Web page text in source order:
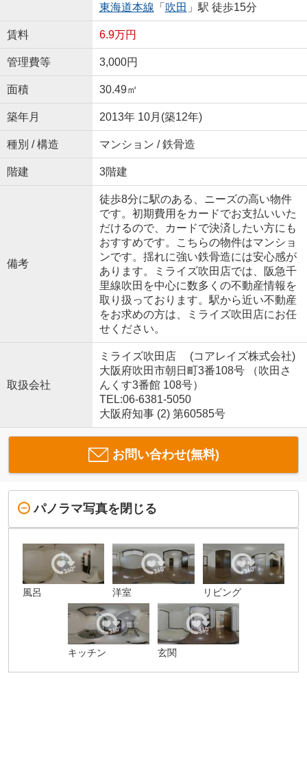
東海道本線 「 吹田 」駅 徒歩15分
賃料 6.9万円
管理費等 3,000円
面積 30.49㎡
築年月 2013年 10月(築12年)
種別 / 構造 マンション / 鉄骨造
階建 3階建
備考
徒歩8分に駅のある、ニーズの高い物件
です。初期費用をカードでお支払いいた
だけるので、カードで決済したい方にも
おすすめです。こちらの物件はマンショ
ンです。揺れに強い鉄骨造には安心感が
あります。ミライズ吹田店では、阪急千
里線吹田を中心に数多くの不動産情報を
取り扱っております。駅から近い不動産
をお求めの方は、ミライズ吹田店にお任
せください。
取扱会社
ミライズ吹田店 (コアレイズ株式会社)
大阪府吹田市朝日町3番108号 （吹田さ
んくす3番館 108号）
TEL:06-6381-5050
大阪府知事 (2) 第60585号
お問い合わせ(無料)
パノラマ写真を閉じる
風呂 洋室 リビング
キッチン 玄関